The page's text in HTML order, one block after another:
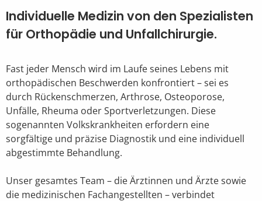
Individuelle Medizin von den Spezialisten
für Orthopädie und Unfallchirurgie.
Fast jeder Mensch wird im Laufe seines Lebens mit
orthopädischen Beschwerden konfrontiert – sei es
durch Rückenschmerzen, Arthrose, Osteoporose,
Unfälle, Rheuma oder Sportverletzungen. Diese
sogenannten Volkskrankheiten erfordern eine
sorgfältige und präzise Diagnostik und eine individuell
abgestimmte Behandlung.
Unser gesamtes Team – die Ärztinnen und Ärzte sowie
die medizinischen Fachangestellten – verbindet